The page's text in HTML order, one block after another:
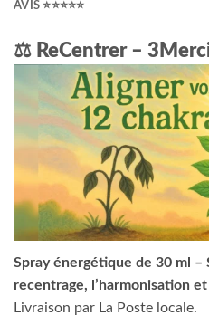
AVIS ⭐⭐⭐⭐⭐
⚖️ ReCentrer –
Spray énergétique de 30 ml
recentrage, l’harmonisation
Livraison par La Poste locale.